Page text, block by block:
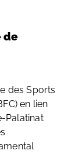
de
des Sports
en lien
Palatinat